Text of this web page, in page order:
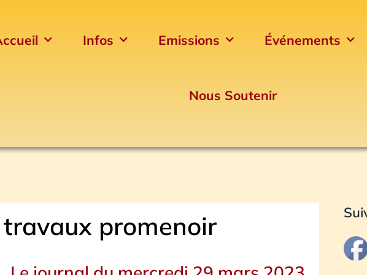
Infos Emissions Événements
Nous Soutenir
travaux promenoir